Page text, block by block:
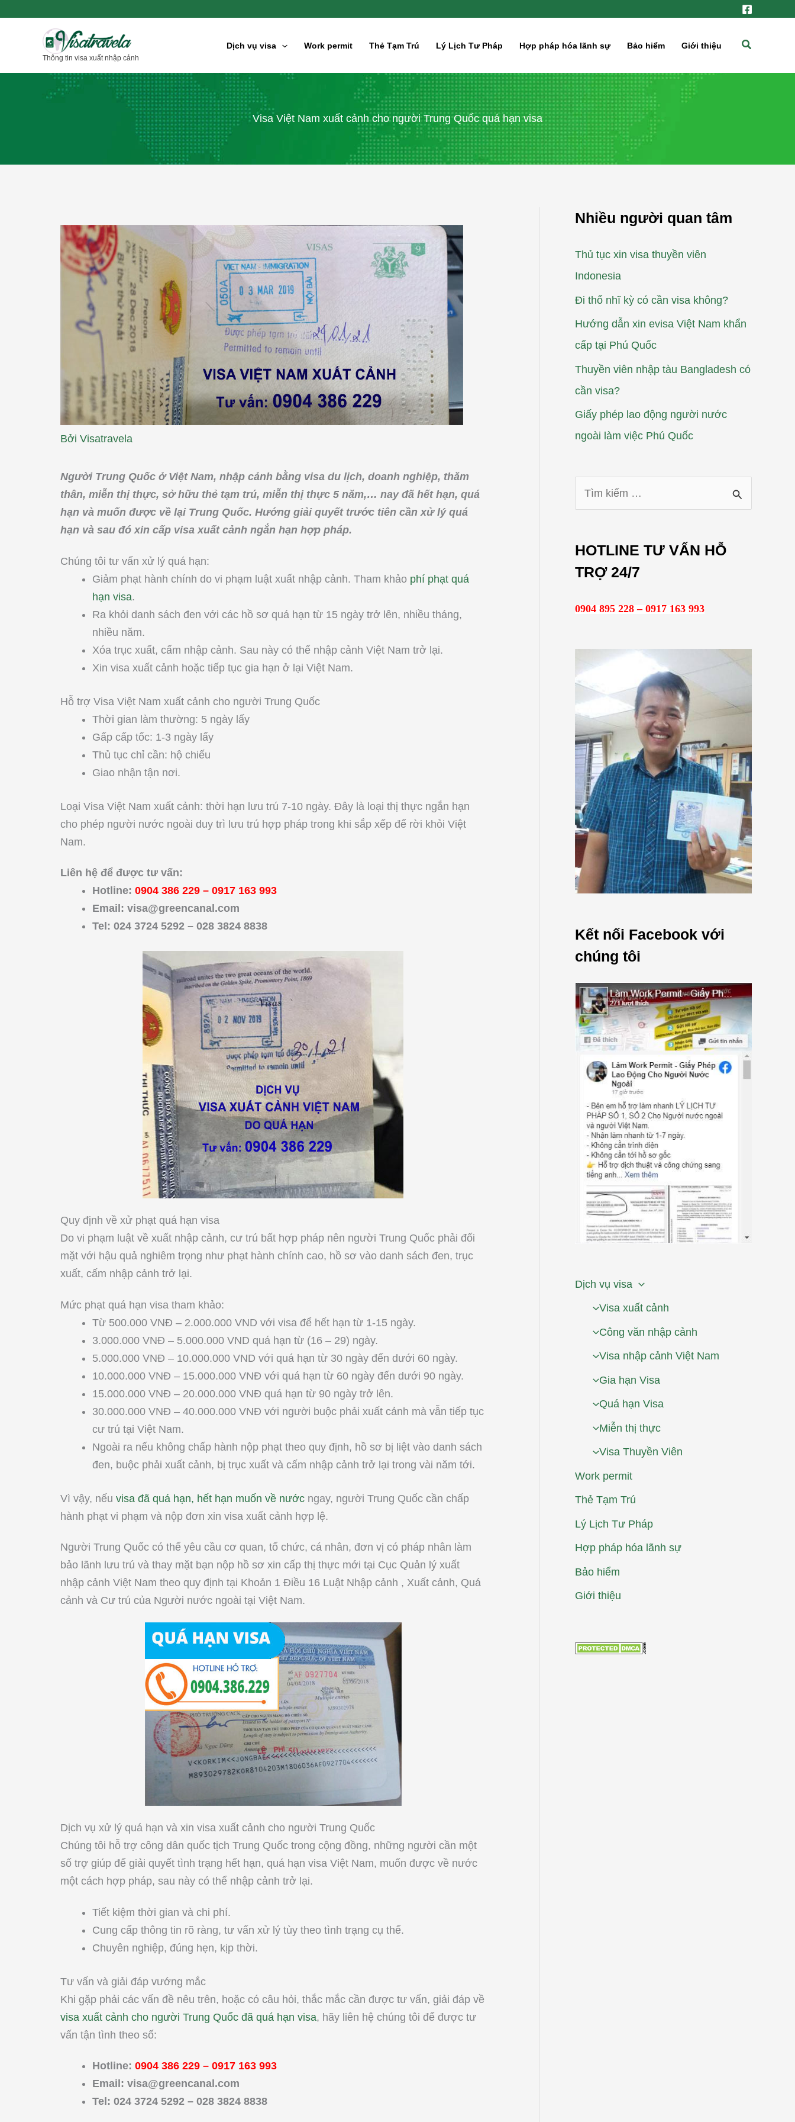
Thông tin visa xuất nhập cảnh
Dịch vụ visa Work permit Thẻ Tạm Trú Lý Lịch Tư Pháp Hợp pháp hóa lãnh sự Bảo hiểm Giới thiệu
Tìm
Visa Việt Nam xuất cảnh cho người Trung Quốc quá hạn visa
Bởi Visatravela
Người Trung Quốc ở Việt Nam, nhập cảnh bằng visa du lịch, doanh nghiệp, thăm
thân, miễn thị thực, sở hữu thẻ tạm trú, miễn thị thực 5 năm,… nay đã hết hạn, quá
hạn và muốn được về lại Trung Quốc. Hướng giải quyết trước tiên cần xử lý quá
hạn và sau đó xin cấp visa xuất cảnh ngắn hạn hợp pháp.
Chúng tôi tư vấn xử lý quá hạn:
Giảm phạt hành chính do vi phạm luật xuất nhập cảnh. Tham khảo phí phạt quá
hạn visa.
Ra khỏi danh sách đen với các hồ sơ quá hạn từ 15 ngày trở lên, nhiều tháng,
nhiều năm.
Xóa trục xuất, cấm nhập cảnh. Sau này có thể nhập cảnh Việt Nam trở lại.
Xin visa xuất cảnh hoặc tiếp tục gia hạn ở lại Việt Nam.
Hỗ trợ Visa Việt Nam xuất cảnh cho người Trung Quốc
Thời gian làm thường: 5 ngày lấy
Gấp cấp tốc: 1-3 ngày lấy
Thủ tục chỉ cần: hộ chiếu
Giao nhận tận nơi.
Loại Visa Việt Nam xuất cảnh: thời hạn lưu trú 7-10 ngày. Đây là loại thị thực ngắn hạn
cho phép người nước ngoài duy trì lưu trú hợp pháp trong khi sắp xếp để rời khỏi Việt
Nam.
Liên hệ để được tư vấn:
Hotline: 0904 386 229 – 0917 163 993
Email: visa@greencanal.com
Tel: 024 3724 5292 – 028 3824 8838
Quy định về xử phạt quá hạn visa
Do vi phạm luật về xuất nhập cảnh, cư trú bất hợp pháp nên người Trung Quốc phải đối
mặt với hậu quả nghiêm trọng như phạt hành chính cao, hồ sơ vào danh sách đen, trục
xuất, cấm nhập cảnh trở lại.
Mức phạt quá hạn visa tham khảo:
Từ 500.000 VNĐ – 2.000.000 VND với visa để hết hạn từ 1-15 ngày.
3.000.000 VNĐ – 5.000.000 VND quá hạn từ (16 – 29) ngày.
5.000.000 VNĐ – 10.000.000 VND với quá hạn từ 30 ngày đến dưới 60 ngày.
10.000.000 VNĐ – 15.000.000 VNĐ với quá hạn từ 60 ngày đến dưới 90 ngày.
15.000.000 VNĐ – 20.000.000 VNĐ quá hạn từ 90 ngày trở lên.
30.000.000 VNĐ – 40.000.000 VNĐ với người buộc phải xuất cảnh mà vẫn tiếp tục
cư trú tại Việt Nam.
Ngoài ra nếu không chấp hành nộp phạt theo quy định, hồ sơ bị liệt vào danh sách
đen, buộc phải xuất cảnh, bị trục xuất và cấm nhập cảnh trở lại trong vài năm tới.
Vì vậy, nếu visa đã quá hạn, hết hạn muốn về nước ngay, người Trung Quốc cần chấp
hành phạt vi phạm và nộp đơn xin visa xuất cảnh hợp lệ.
Người Trung Quốc có thể yêu cầu cơ quan, tổ chức, cá nhân, đơn vị có pháp nhân làm
bảo lãnh lưu trú và thay mặt bạn nộp hồ sơ xin cấp thị thực mới tại Cục Quản lý xuất
nhập cảnh Việt Nam theo quy định tại Khoản 1 Điều 16 Luật Nhập cảnh , Xuất cảnh, Quá
cảnh và Cư trú của Người nước ngoài tại Việt Nam.
Dịch vụ xử lý quá hạn và xin visa xuất cảnh cho người Trung Quốc
Chúng tôi hỗ trợ công dân quốc tịch Trung Quốc trong cộng đồng, những người cần một
số trợ giúp để giải quyết tình trạng hết hạn, quá hạn visa Việt Nam, muốn được về nước
một cách hợp pháp, sau này có thể nhập cảnh trở lại.
Tiết kiệm thời gian và chi phí.
Cung cấp thông tin rõ ràng, tư vấn xử lý tùy theo tình trạng cụ thể.
Chuyên nghiệp, đúng hẹn, kịp thời.
Tư vấn và giải đáp vướng mắc
Khi gặp phải các vấn đề nêu trên, hoặc có câu hỏi, thắc mắc cần được tư vấn, giải đáp về
visa xuất cảnh cho người Trung Quốc đã quá hạn visa, hãy liên hệ chúng tôi để được tư
vấn tận tình theo số:
Hotline: 0904 386 229 – 0917 163 993
Email: visa@greencanal.com
Tel: 024 3724 5292 – 028 3824 8838
Nhiều người quan tâm
Thủ tục xin visa thuyền viên
Indonesia
Đi thổ nhĩ kỳ có cần visa không?
Hướng dẫn xin evisa Việt Nam khẩn
cấp tại Phú Quốc
Thuyền viên nhập tàu Bangladesh có
cần visa?
Giấy phép lao động người nước
ngoài làm việc Phú Quốc
ế
:
HOTLINE TƯ VẤN HỖ
TRỢ 24/7
0904 895 228 – 0917 163 993
Kết nối Facebook với
chúng tôi
Dịch vụ visa
Visa xuất cảnh
Công văn nhập cảnh
Visa nhập cảnh Việt Nam
Gia hạn Visa
Quá hạn Visa
Miễn thị thực
Visa Thuyền Viên
Work permit
Thẻ Tạm Trú
Lý Lịch Tư Pháp
Hợp pháp hóa lãnh sự
Bảo hiểm
Giới thiệu